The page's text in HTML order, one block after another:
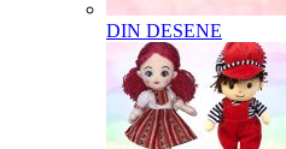
DIN DESENE